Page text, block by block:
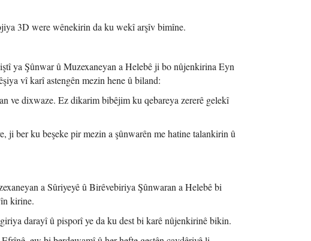
3D were wênekirin da ku wekî arşîv bimîne.
ya Şûnwar û Muzexaneyan a Helebê ji bo nûjenkirina Eyn
vî karî astengên mezin hene û biland:
ve dixwaze. Ez dikarim bibêjim ku qebareya zererê gelekî
ji ber ku beşeke pir mezin a şûnwarên me hatine talankirin û
a Sûriyeyê û Birêvebiriya Şûnwaran a Helebê bi
kirine.
darayî û pisporî ye da ku dest bi karê nûjenkirinê bikin.